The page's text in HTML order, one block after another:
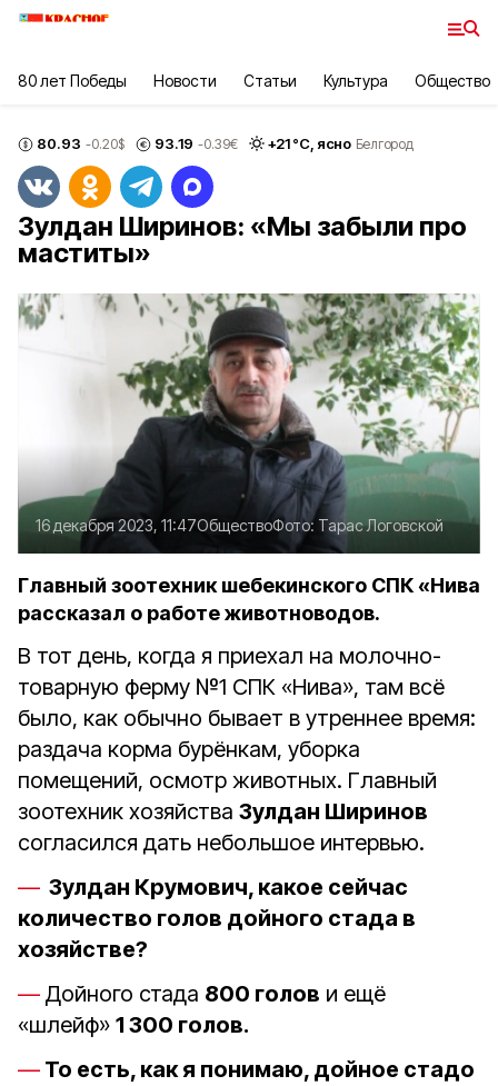
80 лет Победы Новости Статьи Культура Общество
80.93 -0.20$ 93.19 -0.39€ +21°С, ясно Белгород
Зулдан Ширинов: «Мы забыли про
маститы»
16 декабря 2023, 11:47ОбществоФото: Тарас Логовской
Главный зоотехник шебекинского СПК «Нива
рассказал о работе животноводов.
В тот день, когда я приехал на молочно-
товарную ферму №1 СПК «Нива», там всё
было, как обычно бывает в утреннее время:
раздача корма бурёнкам, уборка
помещений, осмотр животных. Главный
зоотехник хозяйства Зулдан Ширинов
согласился дать небольшое интервью.
Зулдан Крумович, какое сейчас
количество голов дойного стада в
хозяйстве?
Дойного стада 800 голов и ещё
«шлейф» 1 300 голов.
То есть, как я понимаю, дойное стадо